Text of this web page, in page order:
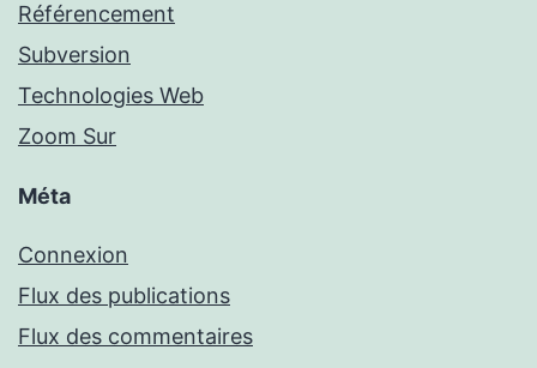
Référencement
Subversion
Technologies Web
Zoom Sur
Méta
Connexion
Flux des publications
Flux des commentaires